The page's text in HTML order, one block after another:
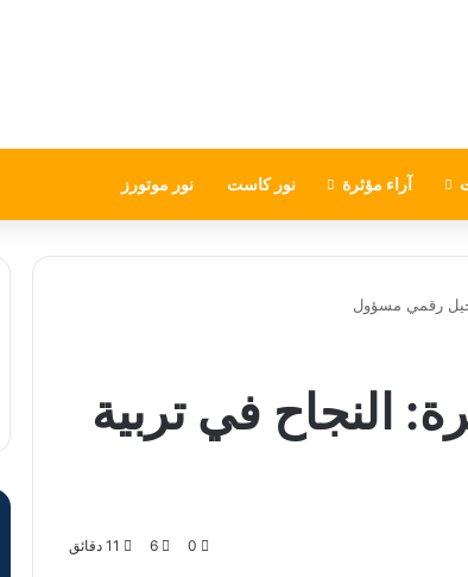
آراء مؤثرة نور كاست نور موتورز
جيل رقمي مسؤول
النجاح في تربية
0
6